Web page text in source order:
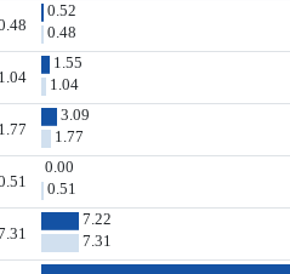
0.52
0.48
1.55
1.04
3.09
1.77
0.00
0.51
7.22
7.31